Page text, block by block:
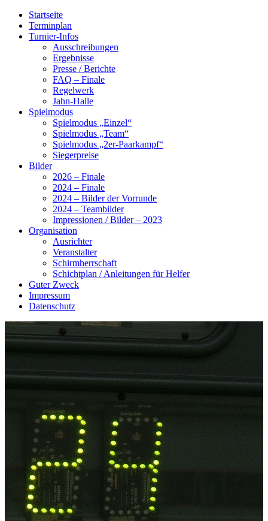
Startseite
Terminplan
Turnier-Infos
Ausschreibungen
Ergebnisse
Presse / Berichte
FAQ – Finale
Regelwerk
Jahn-Halle
Spielmodus
Spielmodus „Einzel“
Spielmodus „Team“
Spielmodus „2er-Paarkampf“
Siegerpreise
Bilder
2026 – Finale
2024 – Finale
2024 – Bilder der Vorrunde
2024 – Teambilder
Impressionen / Bilder – 2023
Organisation
Ausrichter
Veranstalter
Schirmherrschaft
Schichtplan / Anleitungen für Helfer
Guter Zweck
Impressum
Datenschutz